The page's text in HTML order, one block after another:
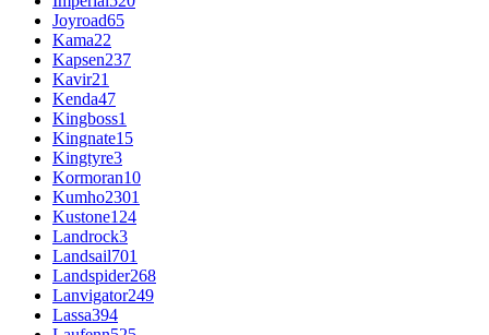
Joyroad65
Kama22
Kapsen237
Kavir21
Kenda47
Kingboss1
Kingnate15
Kingtyre3
Kormoran10
Kumho2301
Kustone124
Landrock3
Landsail701
Landspider268
Lanvigator249
Lassa394